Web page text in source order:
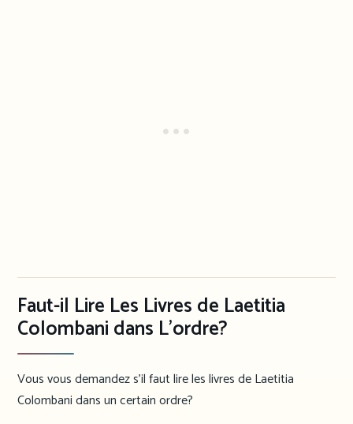
Faut-il Lire Les Livres de Laetitia
Colombani dans L’ordre?
Vous vous demandez s’il faut lire les livres de Laetitia
Colombani dans un certain ordre?